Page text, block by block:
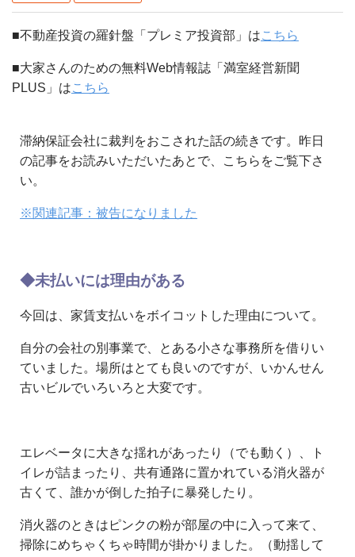
■不動産投資の羅針盤「プレミア投資部」はこちら
■大家さんのための無料Web情報誌「満室経営新聞
PLUS」はこちら
滞納保証会社に裁判をおこされた話の続きです。昨日
の記事をお読みいただいたあとで、こちらをご覧下さ
い。
※関連記事：被告になりました
◆未払いには理由がある
今回は、家賃支払いをボイコットした理由について。
自分の会社の別事業で、とある小さな事務所を借りい
ていました。場所はとても良いのですが、いかんせん
古いビルでいろいろと大変です。
エレベータに大きな揺れがあったり（でも動く）、ト
イレが詰まったり、共有通路に置かれている消火器が
古くて、誰かが倒した拍子に暴発したり。
消火器のときはピンクの粉が部屋の中に入って来て、
掃除にめちゃくちゃ時間が掛かりました。（動揺して